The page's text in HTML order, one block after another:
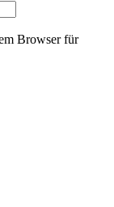
Browser für